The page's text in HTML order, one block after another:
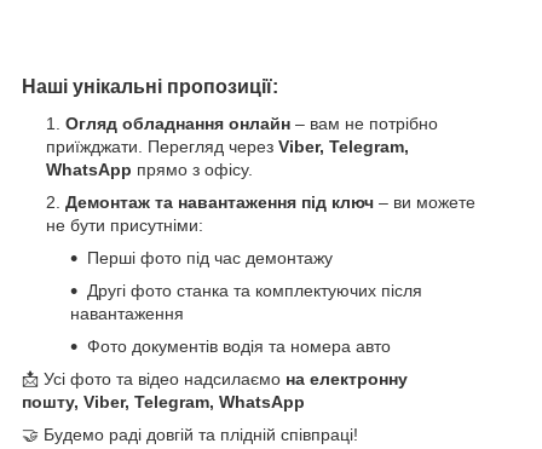
Наші унікальні пропозиції:
Огляд обладнання онлайн – вам не потрібно
приїжджати. Перегляд через Viber, Telegram,
WhatsApp прямо з офісу.
Демонтаж та навантаження під ключ – ви можете
не бути присутніми:
Перші фото під час демонтажу
Другі фото станка та комплектуючих після
навантаження
Фото документів водія та номера авто
📩 Усі фото та відео надсилаємо на електронну
пошту, Viber, Telegram, WhatsApp
🤝 Будемо раді довгій та плідній співпраці!